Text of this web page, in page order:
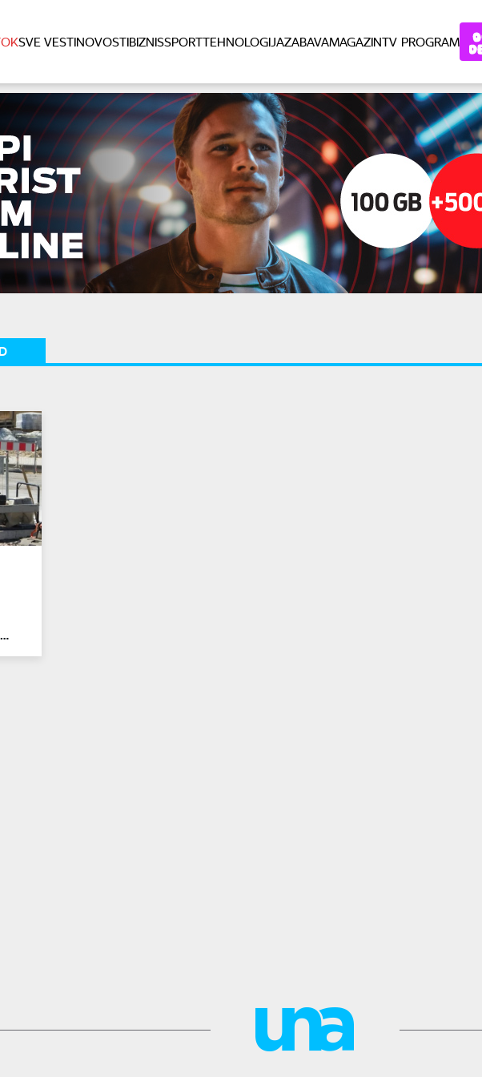
SVE VESTINOVOSTIBIZNISSPORTTEHNOLOGIJAZABAVAMAGAZINTV PROGRAM